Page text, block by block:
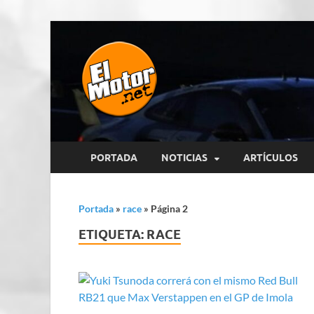
El Motor
PORTADA NOTICIAS ARTÍCULOS
Portada » race » Página 2
ETIQUETA: RACE